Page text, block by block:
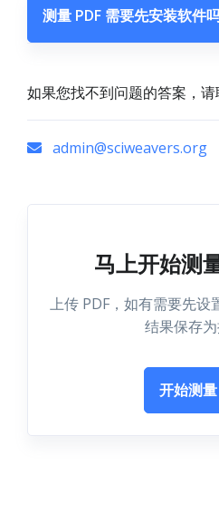
测量 PDF 需要先安装软件
如果您找不到问题的答案，
admin@sciweavers.org
马上开始测
上传 PDF，如有需要先设
结果保存为
开始测量